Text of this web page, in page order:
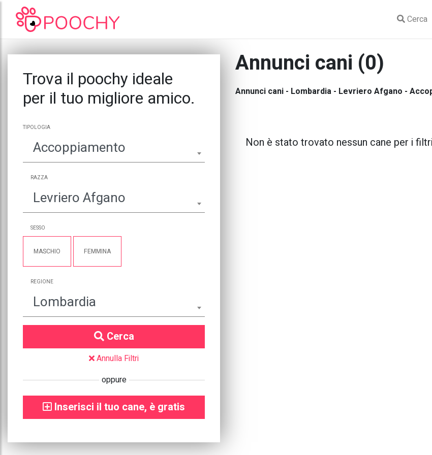
Cerca
Trova il poochy ideale
per il tuo migliore amico.
TIPOLOGIA
Accoppiamento
RAZZA
Levriero Afgano
SESSO
MASCHIO FEMMINA
REGIONE
Lombardia
Cerca
Annulla Filtri
oppure
Inserisci il tuo cane, è gratis
Annunci cani (0)
Annunci cani - Lombardia - Levriero Afgano -
Non è stato trovato nessun cane per i